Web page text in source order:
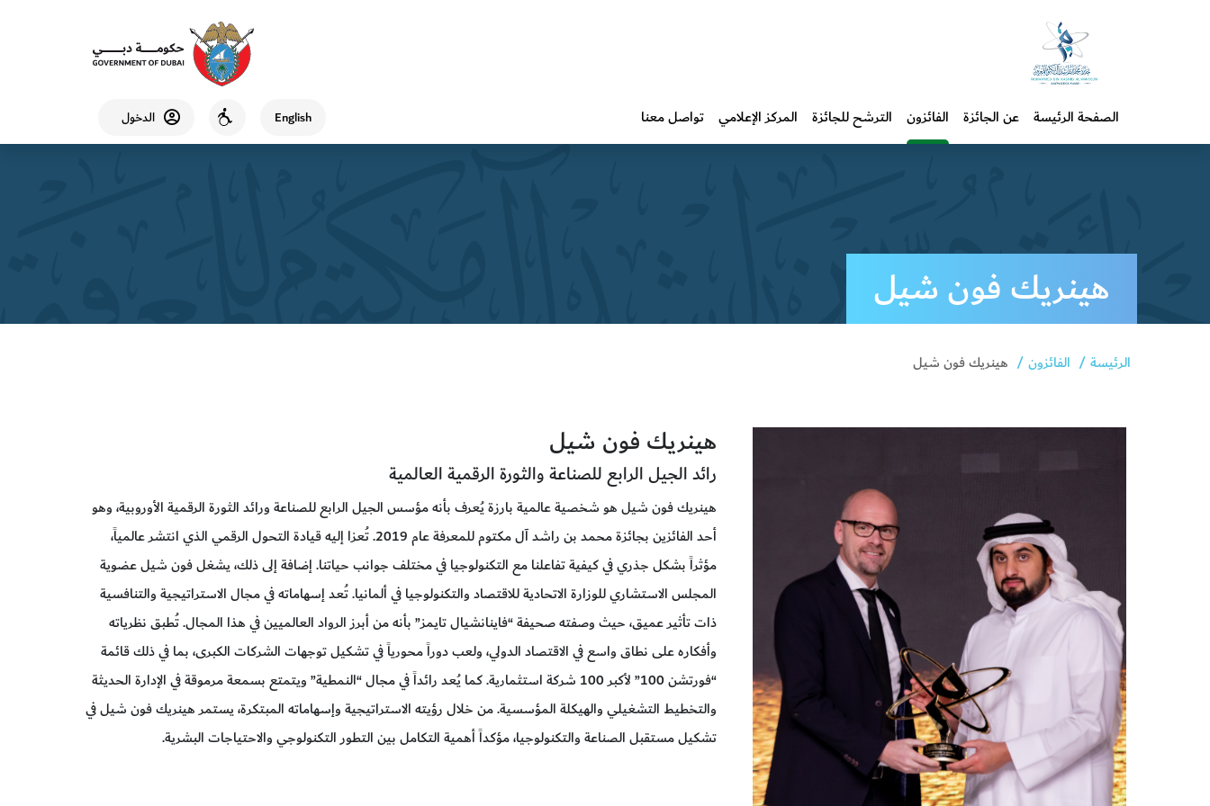
English
Accessibilityالدخول الصفحة الرئيسة عن الجائزة الفائزون الترشح للجائزة المركز الإعلامي تواصل معنا
هينريك فون شيل
الرئيسة الفائزون هينريك فون شيل
هينريك فون شيل
رائد الجيل الرابع للصناعة والثورة الرقمية العالمية
هينريك فون شيل هو شخصية عالمية بارزة يُعرف بأنه مؤسس الجيل الرابع للصناعة ورائد الثورة الرقمية الأوروبية، وهو
أحد الفائزين بجائزة محمد بن راشد آل مكتوم للمعرفة عام 2019. تُعزا إليه قيادة التحول الرقمي الذي انتشر عالمياً،
مؤثراً بشكل جذري في كيفية تفاعلنا مع التكنولوجيا في مختلف جوانب حياتنا. إضافة إلى ذلك، يشغل فون شيل عضوية
المجلس الاستشاري للوزارة الاتحادية للاقتصاد والتكنولوجيا في ألمانيا. تُعد إسهاماته في مجال الاستراتيجية والتنافسية
ذات تأثير عميق، حيث وصفته صحيفة “فاينانشيال تايمز” بأنه من أبرز الرواد العالميين في هذا المجال. تُطبق نظرياته
وأفكاره على نطاق واسع في الاقتصاد الدولي، ولعب دوراً محورياً في تشكيل توجهات الشركات الكبرى، بما في ذلك قائمة
“فورتشن 100” لأكبر 100 شركة استثمارية. كما يُعد رائداً في مجال “النمطية” ويتمتع بسمعة مرموقة في الإدارة الحديثة
والتخطيط التشغيلي والهيكلة المؤسسية. من خلال رؤيته الاستراتيجية وإسهاماته المبتكرة، يستمر هينريك فون شيل في
تشكيل مستقبل الصناعة والتكنولوجيا، مؤكداً أهمية التكامل بين التطور التكنولوجي والاحتياجات البشرية.